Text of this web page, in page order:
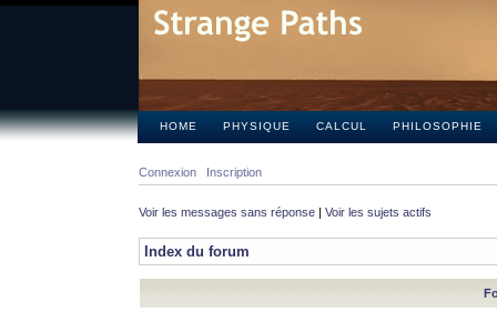
HOME PHYSIQUE CALCUL PHILOSOPHIE
Connexion Inscription
Voir les messages sans réponse | Voir les sujets actifs
Index du forum